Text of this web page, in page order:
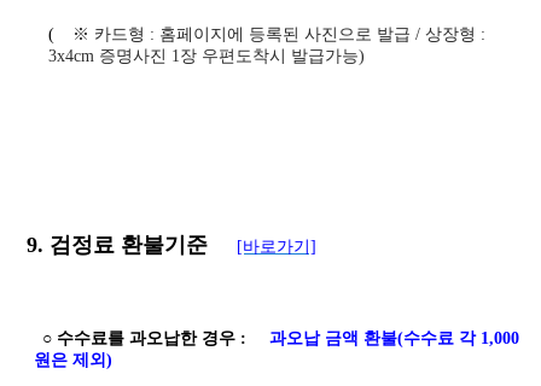
( ※ 카드형 : 홈페이지에 등록된 사진으로 발급/상장형 :
3x4cm 증명사진 1장 우편도착시 발급가능)
9. 검정료 환불기준 [바로가기]
○ 수수료를 과오납한 경우 :
과오납 금액 환불(수수료 각 1,000
원은 제외)